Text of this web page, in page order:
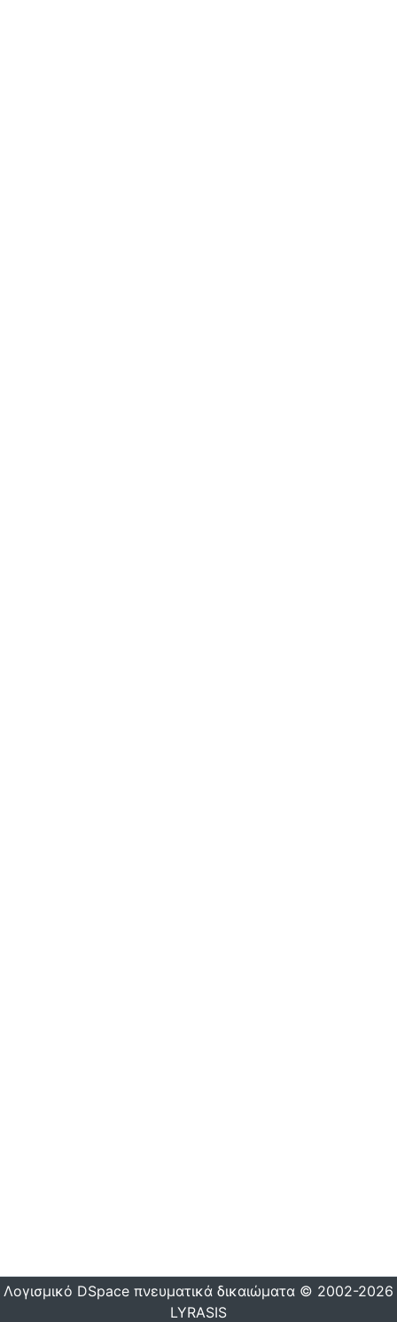
Λογισμικό DSpace πνευματικά δικαιώματα © 2002-2026
LYRASIS